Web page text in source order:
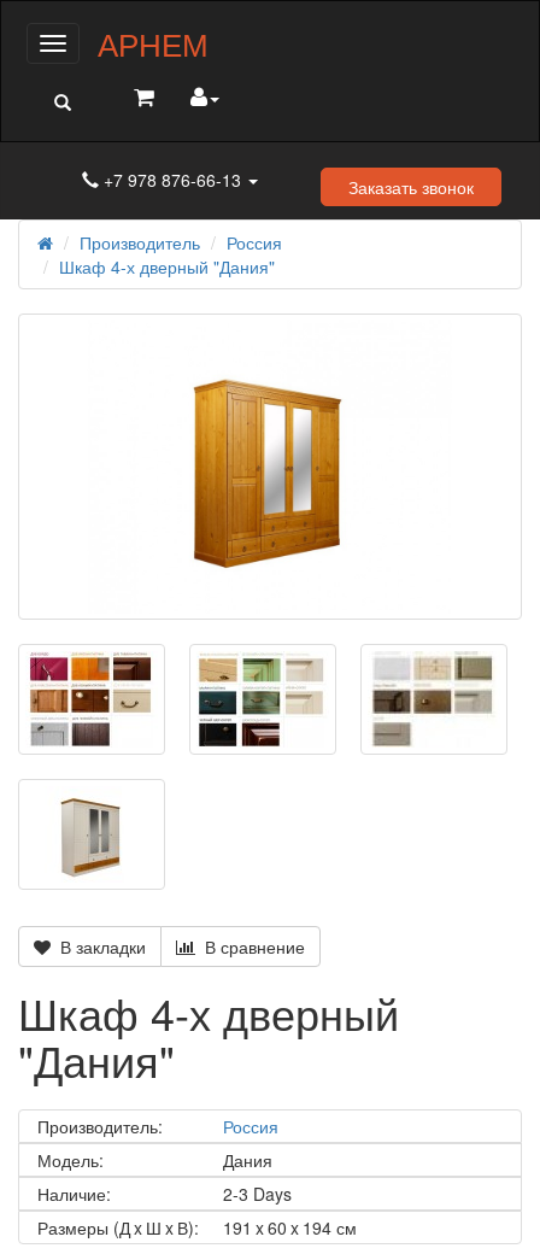
МенюАРНЕМ
+7 978 876-66-13 Заказать звонок
Производитель
Россия
Шкаф 4-х дверный "Дания"
В закладки В сравнение
Шкаф 4-х дверный
"Дания"
Производитель:
Россия
Модель:
Дания
Наличие:
2-3 Days
Размеры (Д x Ш x В):
191 x 60 x 194 см